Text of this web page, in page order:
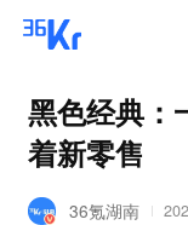
黑色经典：
着新零售
36氪湖南